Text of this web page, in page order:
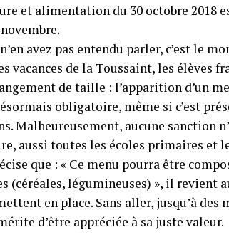
et alimentation du 30 octobre 2018
avez pas entendu parler, c’est le
vacances de la Toussaint, les élèves
de taille : l’apparition d’un
obligatoire, même si c’est
Malheureusement, aucune sanction
aussi toutes les écoles primaires et
que : « Ce menu pourra être
(céréales, légumineuses) », il revient
en place. Sans aller, jusqu’à des
d’être appréciée à sa juste valeur.